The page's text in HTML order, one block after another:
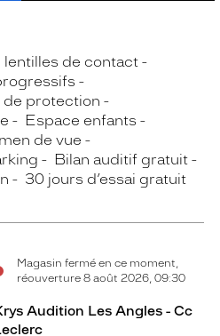
de contact
de protection
Espace enfants
de vue
Bilan auditif gratuit
30 jours d’essai gratuit
Magasin fermé en ce moment,
réouverture 8 août 2026, 09:30
Audition Les Angles - Cc